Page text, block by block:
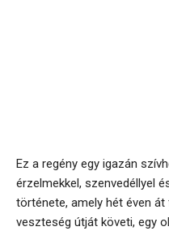
Ez a regény egy igazán
érzelmekkel, szenvedéllyel
története, amely hét éven
veszteség útját követi, egy